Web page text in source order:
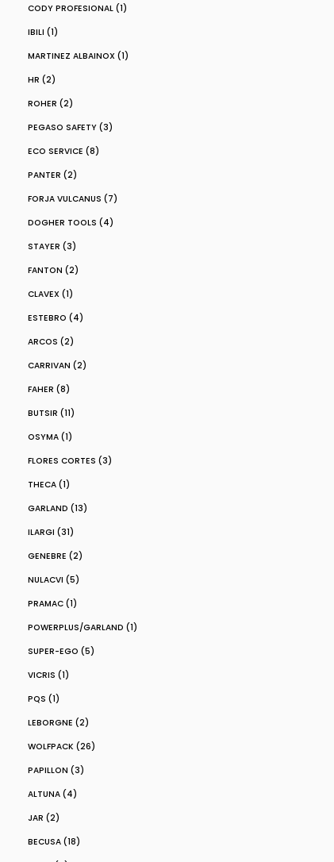
CODY PROFESIONAL (1)
IBILI (1)
MARTINEZ ALBAINOX (1)
HR (2)
ROHER (2)
PEGASO SAFETY (3)
ECO SERVICE (8)
PANTER (2)
FORJA VULCANUS (7)
DOGHER TOOLS (4)
STAYER (3)
FANTON (2)
CLAVEX (1)
ESTEBRO (4)
ARCOS (2)
CARRIVAN (2)
FAHER (8)
BUTSIR (11)
OSYMA (1)
FLORES CORTES (3)
THECA (1)
GARLAND (13)
ILARGI (31)
GENEBRE (2)
NULACVI (5)
PRAMAC (1)
POWERPLUS/GARLAND (1)
SUPER-EGO (5)
VICRIS (1)
PQS (1)
LEBORGNE (2)
WOLFPACK (26)
PAPILLON (3)
ALTUNA (4)
JAR (2)
BECUSA (18)